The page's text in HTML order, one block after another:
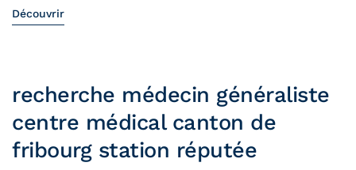
Découvrir
recherche médecin généraliste
centre médical canton de
fribourg station réputée